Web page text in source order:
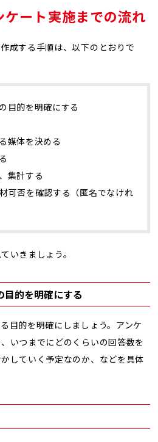
ート実施までの流れ
成する手順は、以下のとおりで
目的を明確にする
媒体を決める
集計する
可否を確認する（匿名でなけれ
いきましょう。
目的を明確にする
目的を明確にしましょう。アンケ
いつまでにどのくらいの回答数を
していく予定なのか、などを具体